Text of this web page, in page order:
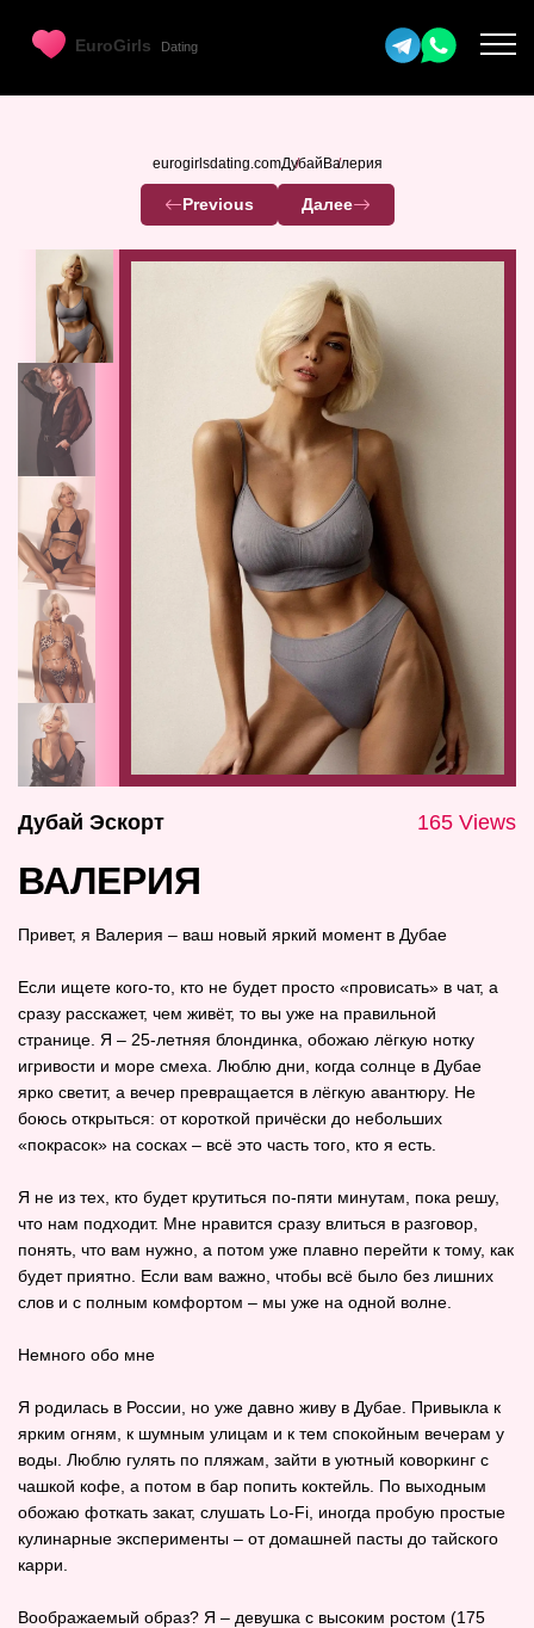
eurogirlsdating.comДубай Валерия
Previous Далее
Дубай Эскорт 165 Views
ВАЛЕРИЯ
Привет, я Валерия – ваш новый яркий момент в Дубае
Если ищете кого‑то, кто не будет просто «провисать» в чат, а
сразу расскажет, чем живёт, то вы уже на правильной
странице. Я – 25‑летняя блондинка, обожаю лёгкую нотку
игривости и море смеха. Люблю дни, когда солнце в Дубае
ярко светит, а вечер превращается в лёгкую авантюру. Не
боюсь открыться: от короткой причёски до небольших
«покрасок» на сосках – всё это часть того, кто я есть.
Я не из тех, кто будет крутиться по‑пяти минутам, пока решу,
что нам подходит. Мне нравится сразу влиться в разговор,
понять, что вам нужно, а потом уже плавно перейти к тому, как
будет приятно. Если вам важно, чтобы всё было без лишних
слов и с полным комфортом – мы уже на одной волне.
Немного обо мне
Я родилась в России, но уже давно живу в Дубае. Привыкла к
ярким огням, к шумным улицам и к тем спокойным вечерам у
воды. Люблю гулять по пляжам, зайти в уютный коворкинг с
чашкой кофе, а потом в бар попить коктейль. По выходным
обожаю фоткать закат, слушать Lo‑Fi, иногда пробую простые
кулинарные эксперименты – от домашней пасты до тайского
карри.
Воображаемый образ? Я – девушка с высоким ростом (175